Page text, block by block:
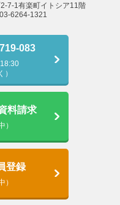
7-1有楽町イトシア11階
6264-1321
083
）
料請求
）
登録
）